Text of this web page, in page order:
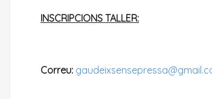
INSCRIPCIONS TALLER:
Correu: